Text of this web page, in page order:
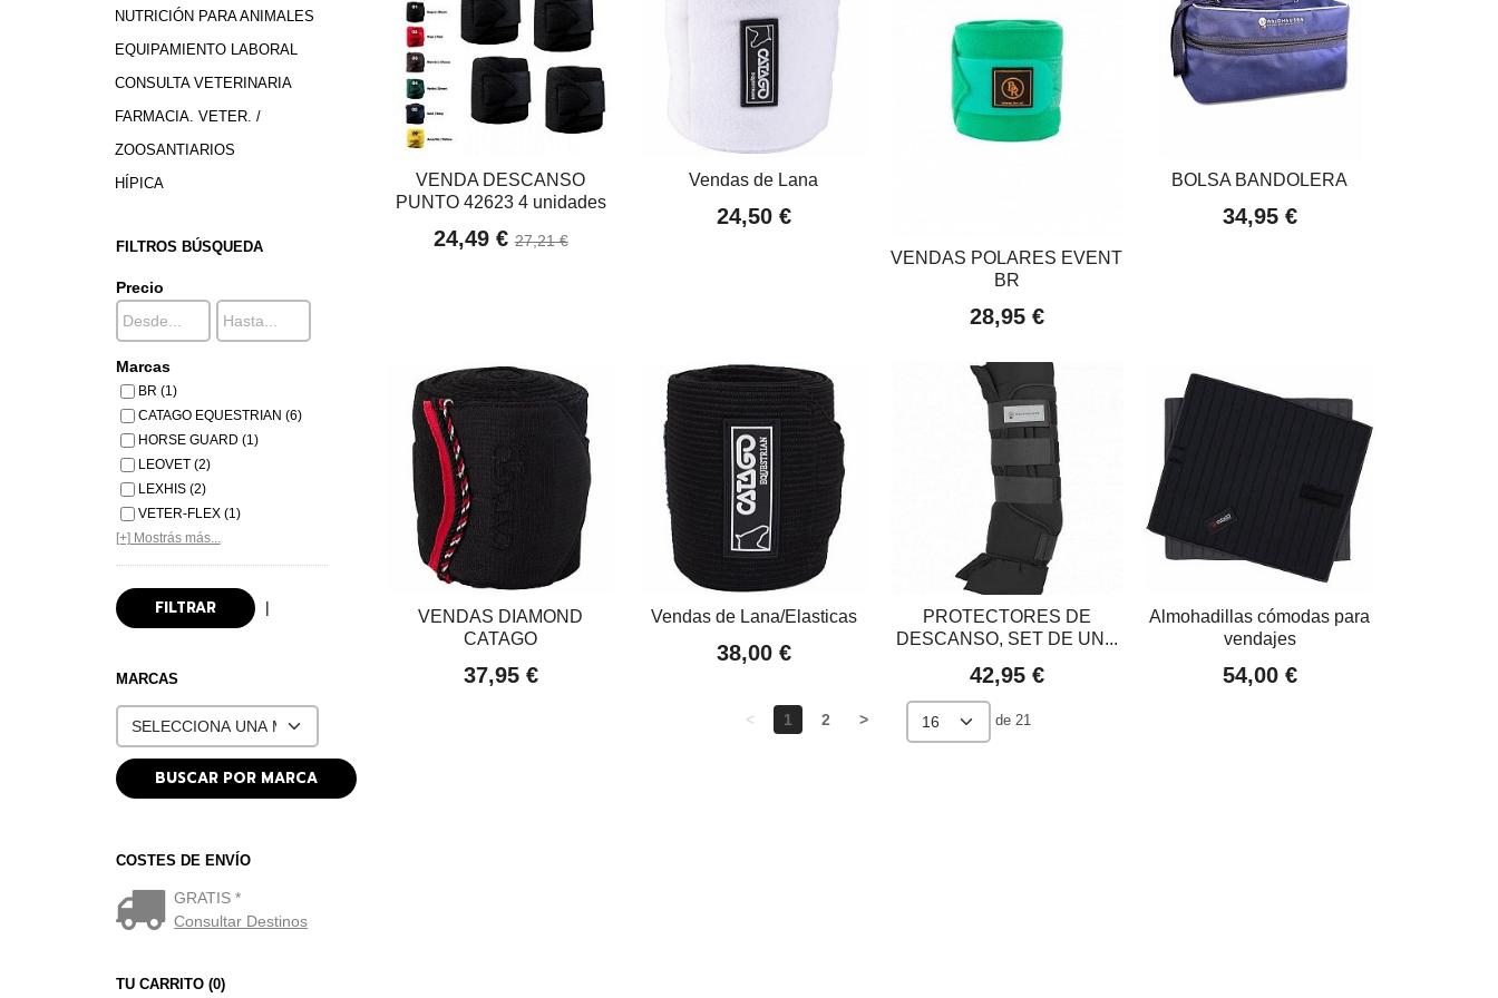
NUTRICIÓN PARA ANIMALES
EQUIPAMIENTO LABORAL
CONSULTA VETERINARIA
FARMACIA. VETER. /
ZOOSANTIARIOS
HÍPICA
FILTROS BÚSQUEDA
Precio
Marcas
BR (1)
CATAGO EQUESTRIAN (6)
HORSE GUARD (1)
LEOVET (2)
LEXHIS (2)
VETER-FLEX (1)
[+] Mostrás más...
|
MARCAS
COSTES DE ENVÍO
GRATIS *
Consultar Destinos
TU CARRITO (0)
VENDA DESCANSO
PUNTO 42623 4 unidades
24,49 €27,21 €
Vendas de Lana
24,50 €
VENDAS POLARES EVENT
BR
28,95 €
BOLSA BANDOLERA
34,95 €
VENDAS DIAMOND
CATAGO
37,95 €
Vendas de Lana/Elasticas
38,00 €
PROTECTORES DE
DESCANSO, SET DE UN...
42,95 €
Almohadillas cómodas para
vendajes
54,00 €
< 1 2 > de 21